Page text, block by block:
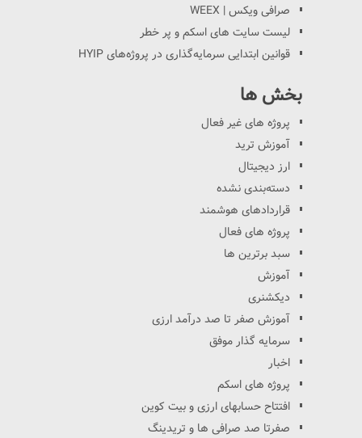
صرافی ویکس | WEEX
لیست سایت های اسکم و پر خطر
قوانین ابتدایی سرمایه‌گذاری در پروژه‌های HYIP
بخش ها
پروژه های غیر فعال
آموزش ترید
ارز دیجیتال
دسته‌بندی نشده
قراردادهای هوشمند
پروژه های فعال
سبد برترین ها
آموزش
دیکشنری
آموزش صفر تا صد درآمد ارزی
سرمایه گذار موفق
اخبار
پروژه های اسکم
افتتاح حسابهای ارزی و بیت کوین
صفرتا صد صرافی ها و تریدینگ